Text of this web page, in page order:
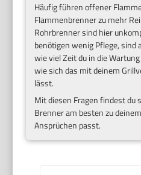
Häufig führen offener
Flammenbrenner zu mehr
Rohrbrenner sind hier
benötigen wenig Pflege, sind
wie viel Zeit du in die
wie sich das mit deinem
lässt.
Mit diesen Fragen findest du
Brenner am besten zu
Ansprüchen passt.